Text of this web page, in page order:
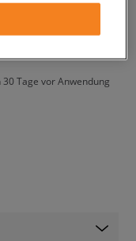
Tage vor Anwendung